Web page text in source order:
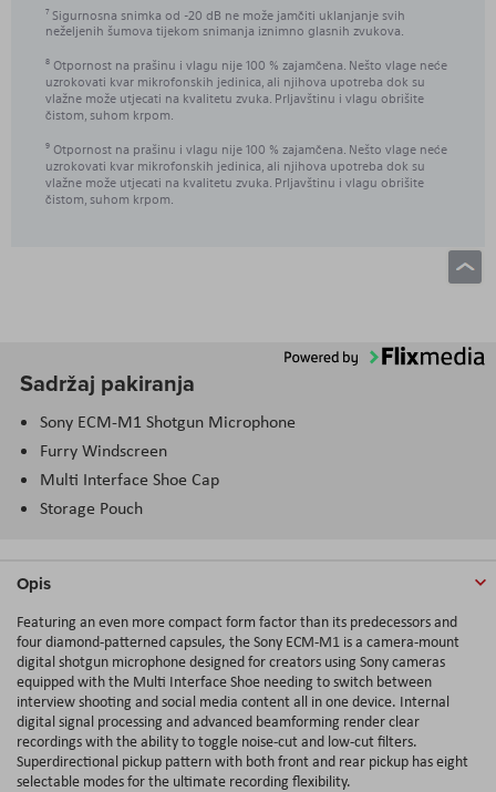
7 Sigurnosna snimka od -20 dB ne može jamčiti uklanjanje svih
neželjenih šumova tijekom snimanja iznimno glasnih zvukova.
8 Otpornost na prašinu i vlagu nije 100 % zajamčena. Nešto vlage neće
uzrokovati kvar mikrofonskih jedinica, ali njihova upotreba dok su
vlažne može utjecati na kvalitetu zvuka. Prljavštinu i vlagu obrišite
čistom, suhom krpom.
9 Otpornost na prašinu i vlagu nije 100 % zajamčena. Nešto vlage neće
uzrokovati kvar mikrofonskih jedinica, ali njihova upotreba dok su
vlažne može utjecati na kvalitetu zvuka. Prljavštinu i vlagu obrišite
čistom, suhom krpom.
Sadržaj pakiranja
Sony ECM-M1 Shotgun Microphone
Furry Windscreen
Multi Interface Shoe Cap
Storage Pouch
Opis
Featuring an even more compact form factor than its predecessors and
four diamond-patterned capsules, the Sony ECM-M1 is a camera-mount
digital shotgun microphone designed for creators using Sony cameras
equipped with the Multi Interface Shoe needing to switch between
interview shooting and social media content all in one device. Internal
digital signal processing and advanced beamforming render clear
recordings with the ability to toggle noise-cut and low-cut filters.
Superdirectional pickup pattern with both front and rear pickup has eight
selectable modes for the ultimate recording flexibility.